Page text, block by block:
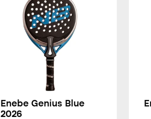
Enebe Genius Blue
2026